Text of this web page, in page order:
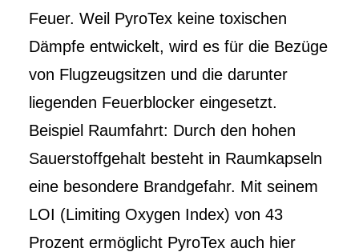
Feuer. Weil PyroTex keine toxischen
Dämpfe entwickelt, wird es für die Bezüge
von Flugzeugsitzen und die darunter
liegenden Feuerblocker eingesetzt.
Beispiel Raumfahrt: Durch den hohen
Sauerstoffgehalt besteht in Raumkapseln
eine besondere Brandgefahr. Mit seinem
LOI (Limiting Oxygen Index) von 43
Prozent ermöglicht PyroTex auch hier